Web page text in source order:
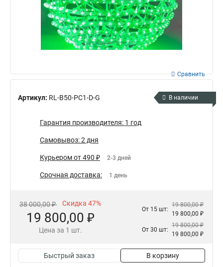
Артикул: RL-B50-PC1-D-G
Сравнить
В наличии
Гарантия производителя: 1 год
Самовывоз: 2 дня
Курьером от 490 ₽ 2-3 дней
Срочная доставка: 1 день
38 000,00 ₽ Скидка 47%
19 800,00 ₽
Цена за 1 шт.
От 15 шт:
19 800,00 ₽
19 800,00 ₽
От 30 шт:
19 800,00 ₽
19 800,00 ₽
Быстрый заказ В корзину